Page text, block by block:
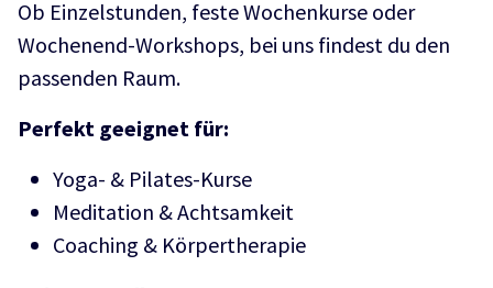
Ob Einzelstunden, feste Wochenkurse oder
Wochenend-Workshops, bei uns findest du den
passenden Raum.
Perfekt geeignet für:
Yoga- & Pilates-Kurse
Meditation & Achtsamkeit
Coaching & Körpertherapie